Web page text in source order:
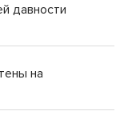
давности
на